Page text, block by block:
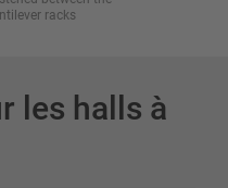
racks
les halls à